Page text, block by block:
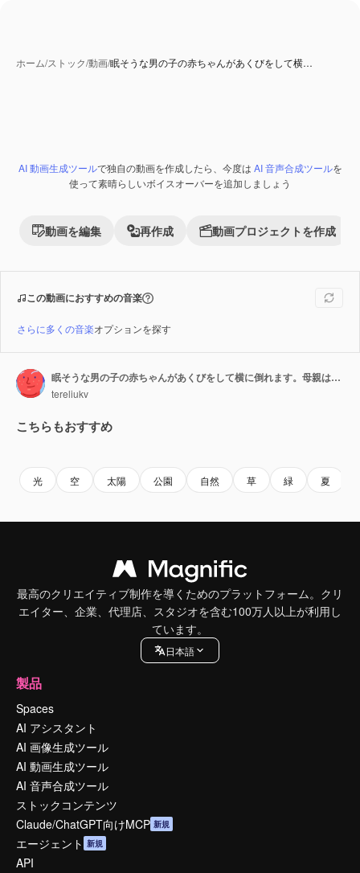
ホーム/ストック/動画/眠そうな男の子の赤ちゃんがあくびをして横…
Premium
AI 動画生成ツールで独自の動画を作成したら、今度は AI 音声合成ツールを
使って素晴らしいボイスオーバーを追加しましょう
動画を編集 再作成 動画プロジェクトを作成
この動画におすすめの音楽
さらに多くの音楽オプションを探す
眠そうな男の子の赤ちゃんがあくびをして横に倒れます。母親は息子を抱きとめ、抱き上げてお腹に乗せます。
tereliukv
こちらもおすすめ
光 空 太陽 公園 自然 草 緑 夏
最高のクリエイティブ制作を導くためのプラットフォーム。クリ
エイター、企業、代理店、スタジオを含む100万人以上が利用し
ています。
日本語
製品
Spaces
AI アシスタント
AI 画像生成ツール
AI 動画生成ツール
AI 音声合成ツール
ストックコンテンツ
Claude/ChatGPT向けMCP 新規
エージェント 新規
API